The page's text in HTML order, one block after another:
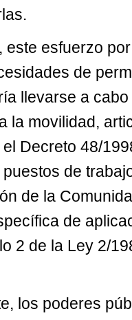
este esfuerzo
de
llevarse a
la movilidad,
Decreto 48/
de
de la
de
2 de la Ley 2/
los poderes